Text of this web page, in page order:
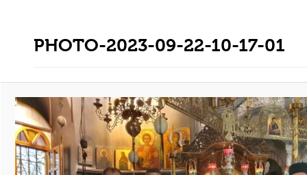
PHOTO-2023-09-22-10-17-01